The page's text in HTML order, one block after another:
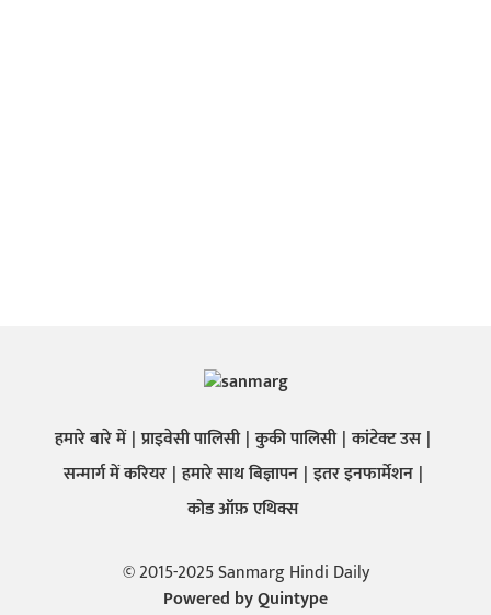
हमारे बारे में प्राइवेसी पालिसी कुकी पालिसी कांटेक्ट उस
सन्मार्ग में करियर हमारे साथ बिज्ञापन इतर इनफार्मेशन
कोड ऑफ़ एथिक्स
© 2015-2025 Sanmarg Hindi Daily
Powered byQuintype